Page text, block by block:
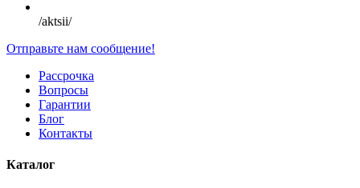
/aktsii/
Отправьте нам сообщение!
Рассрочка
Вопросы
Гарантии
Блог
Контакты
Каталог